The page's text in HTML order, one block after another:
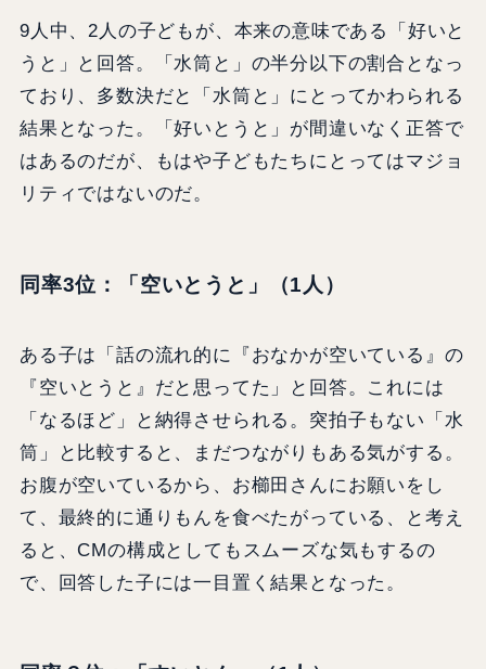
9人中、2人の子どもが、本来の意味である「好いと
うと」と回答。「水筒と」の半分以下の割合となっ
ており、多数決だと「水筒と」にとってかわられる
結果となった。「好いとうと」が間違いなく正答で
はあるのだが、もはや子どもたちにとってはマジョ
リティではないのだ。
同率3位：「空いとうと」（1人）
ある子は「話の流れ的に『おなかが空いている』の
『空いとうと』だと思ってた」と回答。これには
「なるほど」と納得させられる。突拍子もない「水
筒」と比較すると、まだつながりもある気がする。
お腹が空いているから、お櫛田さんにお願いをし
て、最終的に通りもんを食べたがっている、と考え
ると、CMの構成としてもスムーズな気もするの
で、回答した子には一目置く結果となった。